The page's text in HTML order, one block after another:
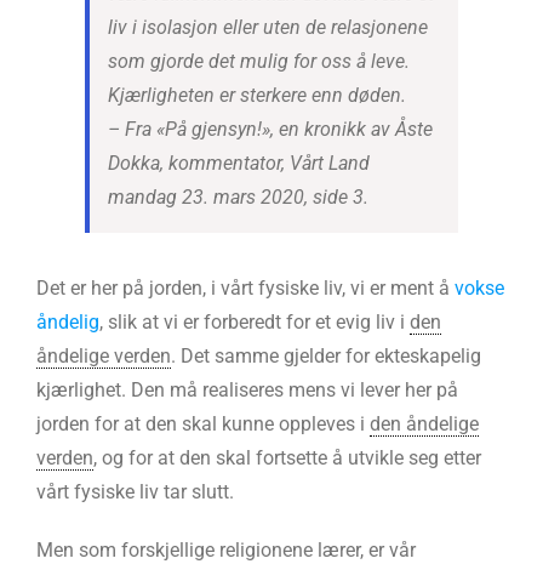
liv i isolasjon eller uten de relasjonene
som gjorde det mulig for oss å leve.
Kjærligheten er sterkere enn døden.
– Fra «På gjensyn!», en kronikk av Åste
Dokka, kommentator, Vårt Land
mandag 23. mars 2020, side 3.
Det er her på jorden, i vårt fysiske liv, vi er ment å vokse
åndelig, slik at vi er forberedt for et evig liv i den
åndelige verden. Det samme gjelder for ekteskapelig
kjærlighet. Den må realiseres mens vi lever her på
jorden for at den skal kunne oppleves i den åndelige
verden, og for at den skal fortsette å utvikle seg etter
vårt fysiske liv tar slutt.
Men som forskjellige religionene lærer, er vår